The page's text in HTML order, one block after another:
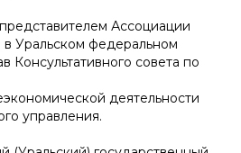
Ассоциации
в Уральском федеральном
Консультативного совета по
деятельности
управления.